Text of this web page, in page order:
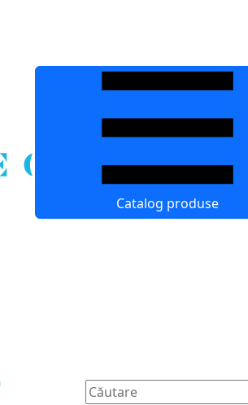
Catalog produse